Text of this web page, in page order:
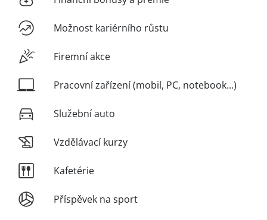
Možnost kariérního růstu
Firemní akce
Pracovní zařízení (mobil, PC, notebook...)
Služební auto
Vzdělávací kurzy
Kafetérie
Příspěvek na sport